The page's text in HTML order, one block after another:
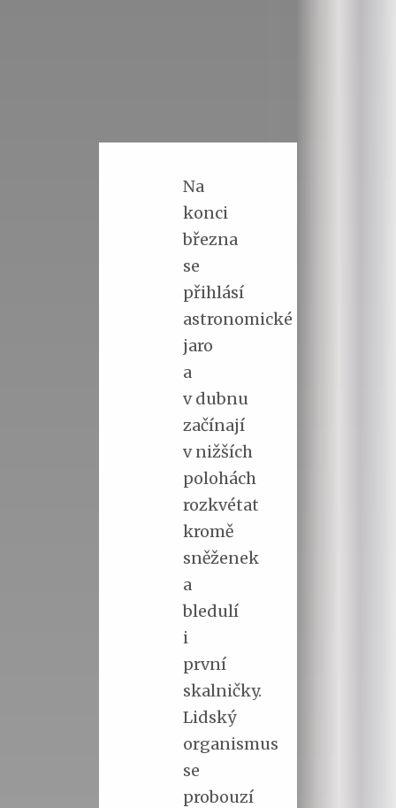
Na
konci
března
se
přihlásí
astronomické
jaro
a
v dubnu
začínají
v nižších
polohách
rozkvétat
kromě
sněženek
a
bledulí
i
první
skalničky.
Lidský
organismus
se
probouzí